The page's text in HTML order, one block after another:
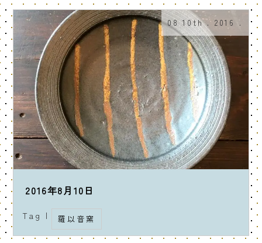
08 10th . 2016 .
2016年8月10日
Tag | 羅以音窯